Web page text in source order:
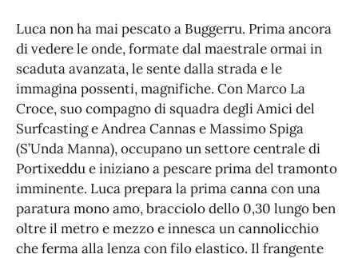
Luca non ha mai pescato a Buggerru. Prima ancora
di vedere le onde, formate dal maestrale ormai in
scaduta avanzata, le sente dalla strada e le
immagina possenti, magnifiche. Con Marco La
Croce, suo compagno di squadra degli Amici del
Surfcasting e Andrea Cannas e Massimo Spiga
(S’Unda Manna), occupano un settore centrale di
Portixeddu e iniziano a pescare prima del tramonto
imminente. Luca prepara la prima canna con una
paratura mono amo, bracciolo dello 0,30 lungo ben
oltre il metro e mezzo e innesca un cannolicchio
che ferma alla lenza con filo elastico. Il frangente